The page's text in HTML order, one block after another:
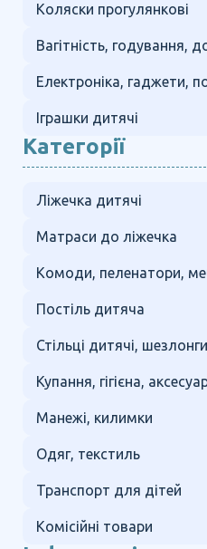
Коляски прогулянкові
Вагітність, годування,
Електроніка, гаджети,
Іграшки дитячі
Категорії
Ліжечка дитячі
Матраси до ліжечка
Комоди, пеленатори,
Постіль дитяча
Стільці дитячі,
Купання, гігієна,
Манежі, килимки
Одяг, текстиль
Транспорт для дітей
Комісійні товари